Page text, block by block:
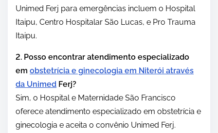
Unimed Ferj para emergências incluem o Hospital
Itaipu, Centro Hospitalar São Lucas, e Pro Trauma
Itaipu.
2. Posso encontrar atendimento especializado
em obstetrícia e ginecologia em Niterói através
da Unimed Ferj?
Sim, o Hospital e Maternidade São Francisco
oferece atendimento especializado em obstetrícia e
ginecologia e aceita o convênio Unimed Ferj.